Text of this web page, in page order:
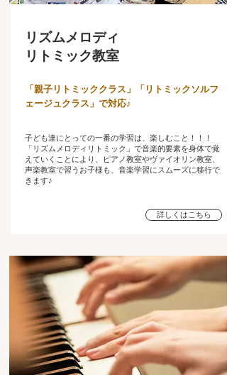
リズムメロディ
リトミック教室
「親子リトミッククラス」
「​リトミックソルフ
ェージュクラス」で対応♪
子ども達にとっての一番の学習は、楽しむこと！！！
「リズムメロディリトミック」で音楽的要素を身体で覚
えていくことにより、ピアノ教室やヴァイオリン教室、
声楽教室で習うお子様も、音楽学習にスムーズに移行で
きます♪
詳しくはこちら